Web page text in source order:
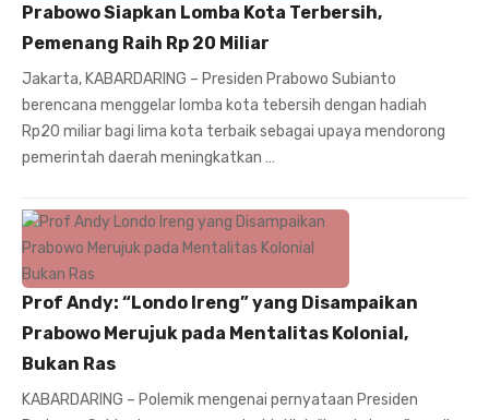
Prabowo Siapkan Lomba Kota Terbersih,
Pemenang Raih Rp 20 Miliar
Jakarta, KABARDARING – Presiden Prabowo Subianto
berencana menggelar lomba kota tebersih dengan hadiah
Rp20 miliar bagi lima kota terbaik sebagai upaya mendorong
pemerintah daerah meningkatkan …
Prof Andy: “Londo Ireng” yang Disampaikan
Prabowo Merujuk pada Mentalitas Kolonial,
Bukan Ras
KABARDARING – Polemik mengenai pernyataan Presiden